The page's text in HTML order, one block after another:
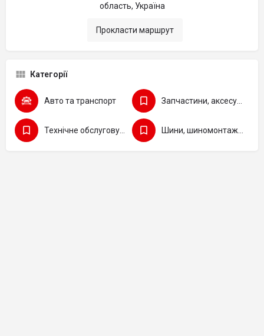
область, Україна
Прокласти маршрут
Категорії
Авто та транспорт